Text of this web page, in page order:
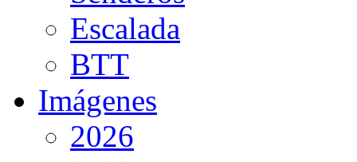
Escalada
BTT
Imágenes
2026